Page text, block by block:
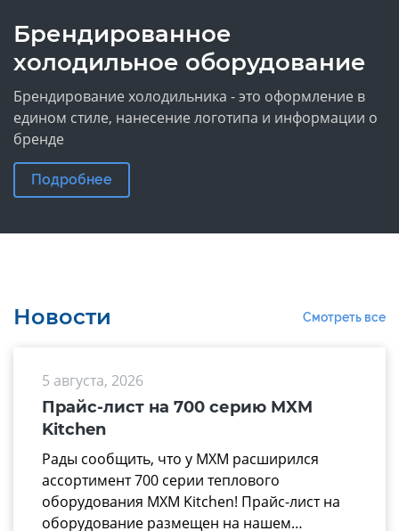
Брендированное
холодильное оборудование
Брендирование холодильника - это оформление в
едином стиле, нанесение логотипа и информации о
бренде
Подробнее
Новости Смотреть все
5 августа, 2026
Прайс-лист на 700 серию MXM
Kitchen
Рады сообщить, что у МХМ расширился
ассортимент 700 серии теплового
оборудования MXM Kitchen! Прайс-лист на
оборудование размещен на нашем